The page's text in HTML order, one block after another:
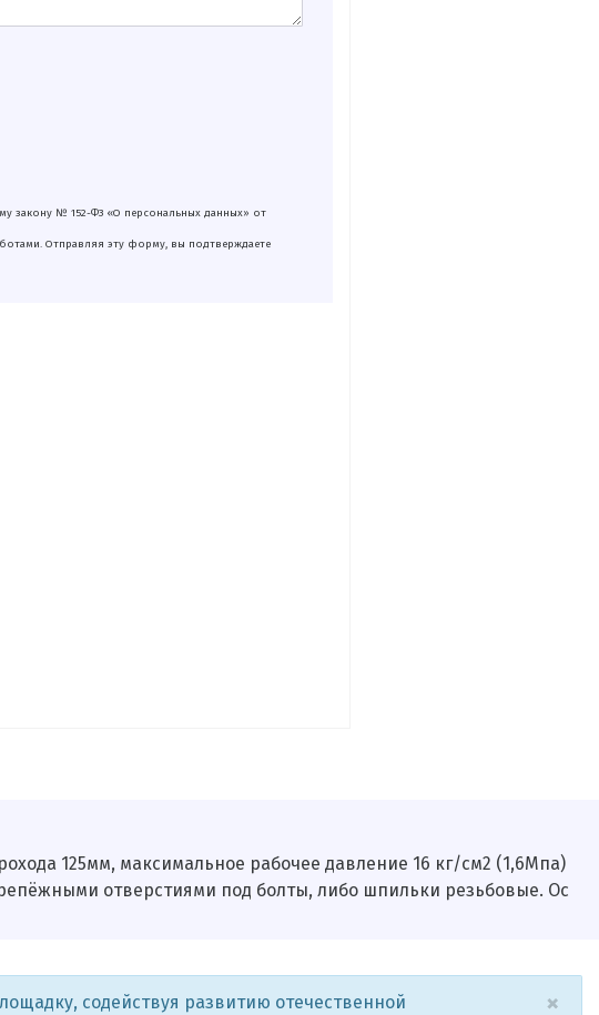
закону № 152-ФЗ «О персональных данных» от
Отправляя эту форму, вы подтверждаете
125мм, максимальное рабочее давление 16 кг/см2 (1,6Мпа)
отверстиями под болты, либо шпильки резьбовые. Ос
×
содействуя развитию отечественной